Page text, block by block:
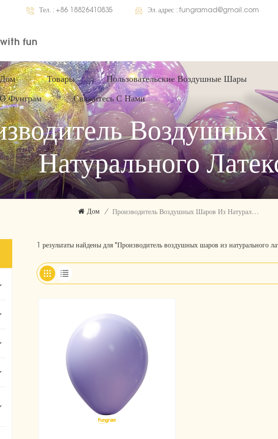
Тел. : +86 18826410835 Эл. адрес :fungramad@gmail.com
Товары Пользовательские Воздушные Шары
Фунграм
Свяжитесь С Нами
fun
Натурального
Дом / Производитель Воздушных Шаров Из Натурального Латекса
1 результаты найдены для "Производитель воздушных шаров из натурального